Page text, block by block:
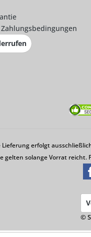
Lieferung erfolgt
gelten solange Vorrat
©